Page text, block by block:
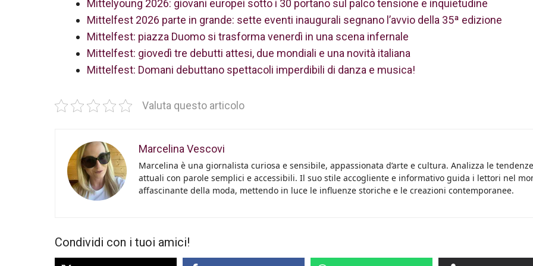
Mittelyoung 2026: giovani europei sotto i 30 portano sul palco tensione e inquietudine
Mittelfest 2026 parte in grande: sette eventi inaugurali segnano l’avvio della 35ª edizione
Mittelfest: piazza Duomo si trasforma venerdì in una scena infernale
Mittelfest: giovedì tre debutti attesi, due mondiali e una novità italiana
Mittelfest: Domani debuttano spettacoli imperdibili di danza e musica!
Valuta questo articolo
Marcelina Vescovi
Marcelina è una giornalista curiosa e sensibile, appassionata d’arte e cultura. Analizza le tendenze
attuali con parole semplici e accessibili. Il suo stile accogliente e informativo guida i lettori nel
affascinante della moda, mettendo in luce le influenze storiche e le creazioni contemporanee.
Condividi con i tuoi amici!